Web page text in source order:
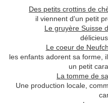
Des petits crottins de
il viennent d'un petit
Le gruyère Suisse
Le coeur de
les enfants adorent sa forme,
un petit
La tomme de
Une production locale,